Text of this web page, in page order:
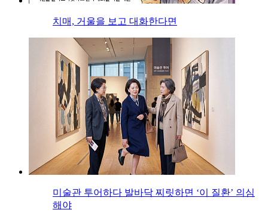
치매, 거울을 보고 대화한다면
미술관 투어하다 발바닥 찌릿하면 ‘이 질환’ 의심
해야